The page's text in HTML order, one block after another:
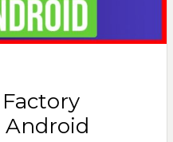
Android